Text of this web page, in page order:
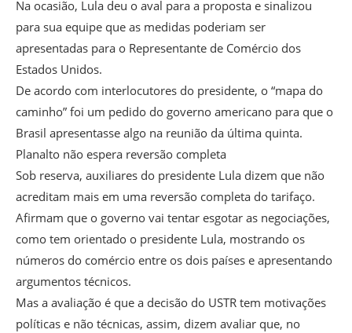
Na ocasião, Lula deu o aval para a proposta e sinalizou
para sua equipe que as medidas poderiam ser
apresentadas para o Representante de Comércio dos
Estados Unidos.
De acordo com interlocutores do presidente, o “mapa do
caminho” foi um pedido do governo americano para que o
Brasil apresentasse algo na reunião da última quinta.
Planalto não espera reversão completa
Sob reserva, auxiliares do presidente Lula dizem que não
acreditam mais em uma reversão completa do tarifaço.
Afirmam que o governo vai tentar esgotar as negociações,
como tem orientado o presidente Lula, mostrando os
números do comércio entre os dois países e apresentando
argumentos técnicos.
Mas a avaliação é que a decisão do USTR tem motivações
políticas e não técnicas, assim, dizem avaliar que, no